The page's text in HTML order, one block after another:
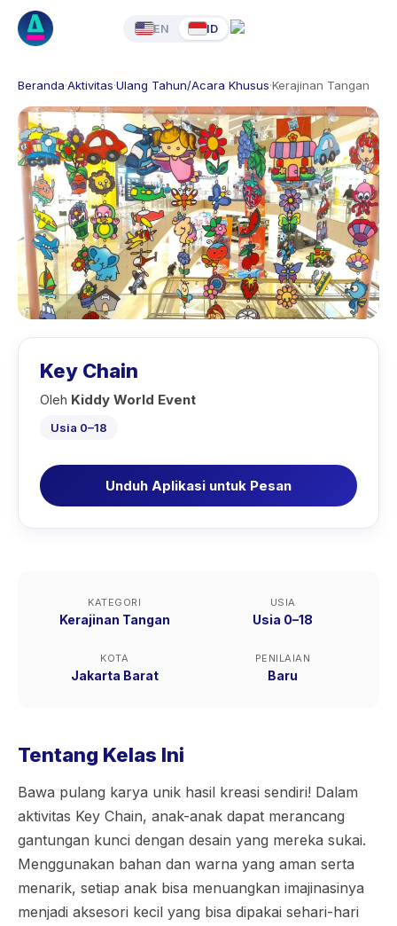
EN ID
Beranda·Aktivitas·Ulang Tahun/Acara Khusus·Kerajinan Tangan
Key Chain
Oleh Kiddy World Event
Usia 0–18
Unduh Aplikasi untuk Pesan
KATEGORI
Kerajinan Tangan
USIA
Usia 0–18
KOTA
Jakarta Barat
PENILAIAN
Baru
Tentang Kelas Ini
Bawa pulang karya unik hasil kreasi sendiri! Dalam
aktivitas Key Chain, anak-anak dapat merancang
gantungan kunci dengan desain yang mereka sukai.
Menggunakan bahan dan warna yang aman serta
menarik, setiap anak bisa menuangkan imajinasinya
menjadi aksesori kecil yang bisa dipakai sehari-hari